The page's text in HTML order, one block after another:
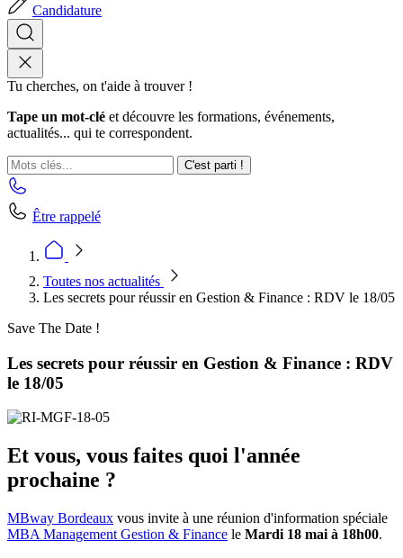
Candidature
Tu cherches, on t'aide à trouver !
Tape un mot-clé et découvre les formations, événements,
actualités... qui te correspondent.
C'est parti !
Être rappelé
Toutes nos actualités
Les secrets pour réussir en Gestion & Finance : RDV le 18/05
Save The Date !
Les secrets pour réussir en Gestion & Finance : RDV
le 18/05
Et vous, vous faites quoi l'année
prochaine ?
MBway Bordeaux vous invite à une réunion d'information spéciale
MBA Management Gestion & Finance le Mardi 18 mai à 18h00.